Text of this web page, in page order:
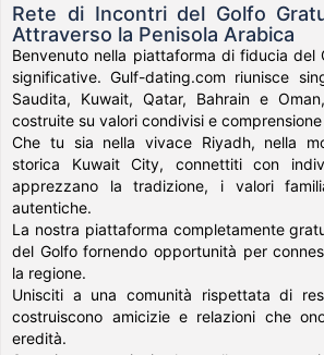
Rete di Incontri del Golfo
Attraverso la Penisola Arabica
Benvenuto nella piattaforma di fiducia del
significative. Gulf-dating.com riunisce
Saudita, Kuwait, Qatar, Bahrain e
costruite su valori condivisi e
Che tu sia nella vivace Riyadh, nella
storica Kuwait City, connettiti con
apprezzano la tradizione, i valori
autentiche.
La nostra piattaforma completamente
del Golfo fornendo opportunità per
la regione.
Unisciti a una comunità rispettata di
costruiscono amicizie e relazioni che
eredità.